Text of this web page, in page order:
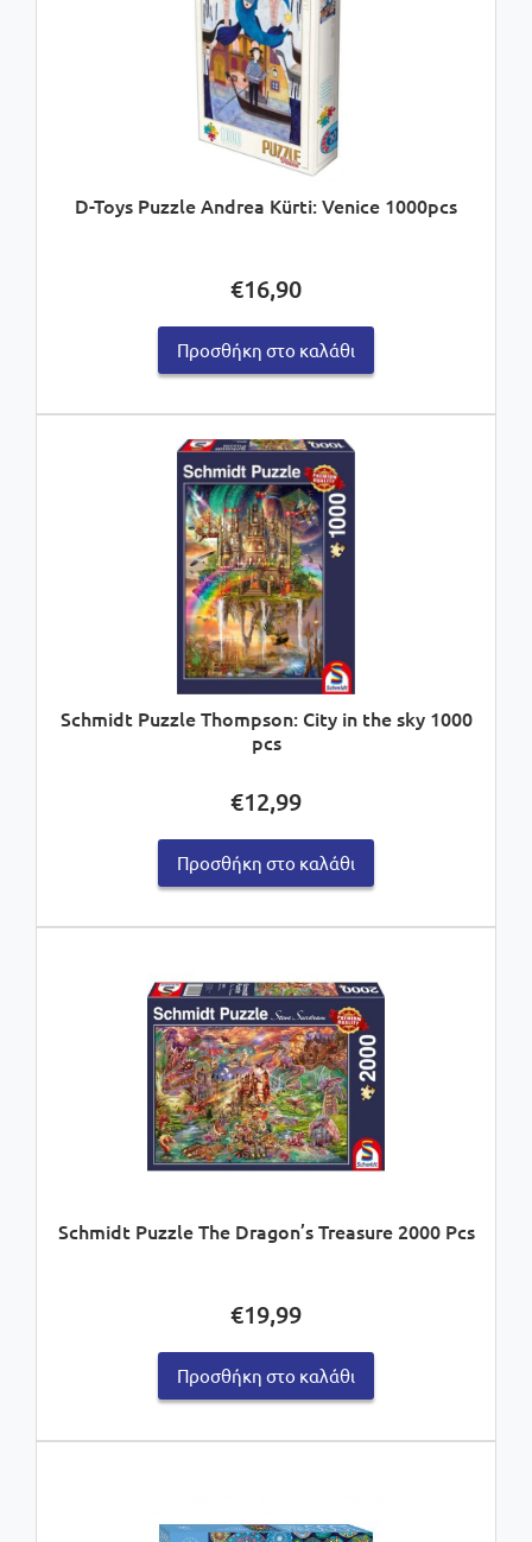
D-Toys Puzzle Andrea Kürti: Venice 1000pcs
€16,90
Προσθήκη στο καλάθι
Schmidt Puzzle Thompson: City in the sky 1000
pcs
€12,99
Προσθήκη στο καλάθι
Schmidt Puzzle The Dragon’s Treasure 2000 Pcs
€19,99
Προσθήκη στο καλάθι